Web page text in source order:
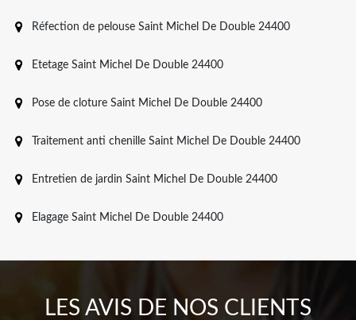
Réfection de pelouse Saint Michel De Double 24400
Etetage Saint Michel De Double 24400
Pose de cloture Saint Michel De Double 24400
Traitement anti chenille Saint Michel De Double 24400
Entretien de jardin Saint Michel De Double 24400
Elagage Saint Michel De Double 24400
LES AVIS DE NOS CLIENTS